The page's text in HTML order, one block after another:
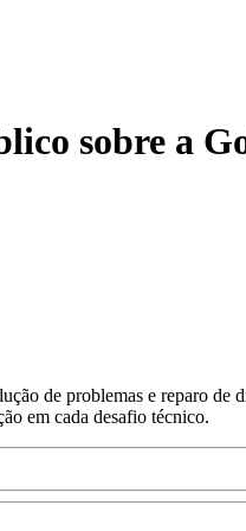
sobre a
de problemas e reparo
em cada desafio técnico.